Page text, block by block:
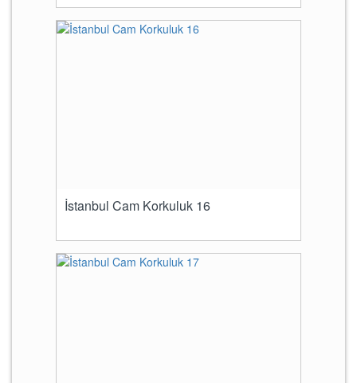
İstanbul Cam Korkuluk 16